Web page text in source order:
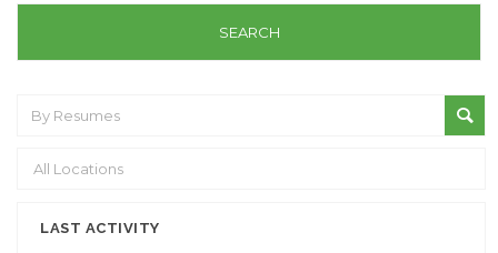
LAST ACTIVITY